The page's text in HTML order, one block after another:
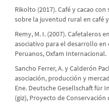
Rikolto (2017). Café y cacao
sobre la juventud rural en café
Remy, M. I. (2007). Cafetaleros
asociativo para el desarrollo
Peruanos, Oxfam Internacional.
Sancho Ferrer, A. y Calderón
asociación, producción y
Ene. Deutsche Gesellschaft
(giz), Proyecto de